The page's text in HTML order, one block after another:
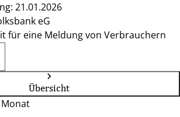
21.01.2026
eG
für eine Meldung von Verbrauchern
Übersicht